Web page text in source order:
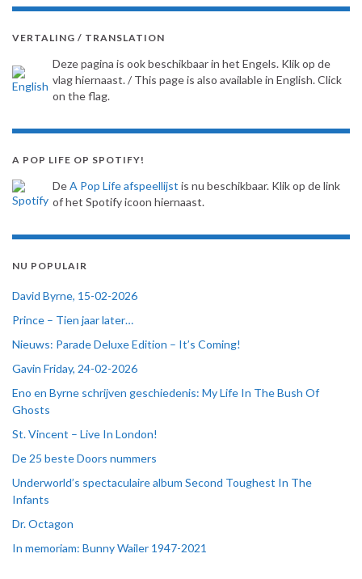
VERTALING / TRANSLATION
Deze pagina is ook beschikbaar in het Engels. Klik op de
vlag hiernaast. / This page is also available in English. Click
on the flag.
A POP LIFE OP SPOTIFY!
DeA Pop Life afspeellijst is nu beschikbaar. Klik op de link
of het Spotify icoon hiernaast.
NU POPULAIR
David Byrne, 15-02-2026
Prince – Tien jaar later…
Nieuws: Parade Deluxe Edition – It’s Coming!
Gavin Friday, 24-02-2026
Eno en Byrne schrijven geschiedenis: My Life In The Bush Of
Ghosts
St. Vincent – Live In London!
De 25 beste Doors nummers
Underworld’s spectaculaire album Second Toughest In The
Infants
Dr. Octagon
In memoriam: Bunny Wailer 1947-2021